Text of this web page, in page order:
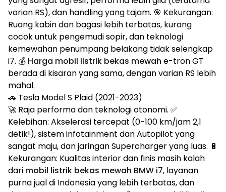
varian RS), dan handling yang tajam. 🎯 Kekurangan:
Ruang kabin dan bagasi lebih terbatas, kurang
cocok untuk pengemudi sopir, dan teknologi
kemewahan penumpang belakang tidak selengkap
i7. 💰 Harga mobil listrik bekas mewah e-tron GT
berada di kisaran yang sama, dengan varian RS lebih
mahal.
🚗 Tesla Model S Plaid (2021-2023)
🚀 Raja performa dan teknologi otonomi. ✅
Kelebihan: Akselerasi tercepat (0-100 km/jam 2,1
detik!), sistem infotainment dan Autopilot yang
sangat maju, dan jaringan Supercharger yang luas. 🔋
Kekurangan: Kualitas interior dan finis masih kalah
dari mobil listrik bekas mewah BMW i7, layanan
purna jual di Indonesia yang lebih terbatas, dan